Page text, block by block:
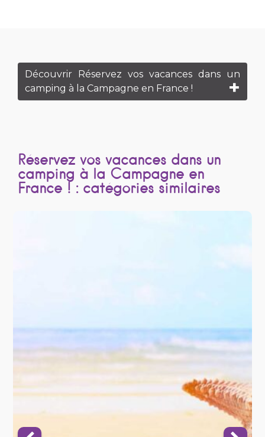
Découvrir Réservez vos vacances dans un
camping à la Campagne en France !
Réservez vos vacances dans un
camping à la Campagne en
France ! : catégories similaires